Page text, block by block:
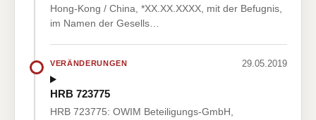
Hong-Kong / China, *XX.XX.XXXX, mit der Befugnis,
im Namen der Gesells…
VERÄNDERUNGEN 29.05.2019
HRB 723775
HRB 723775: OWIM Beteiligungs-GmbH,